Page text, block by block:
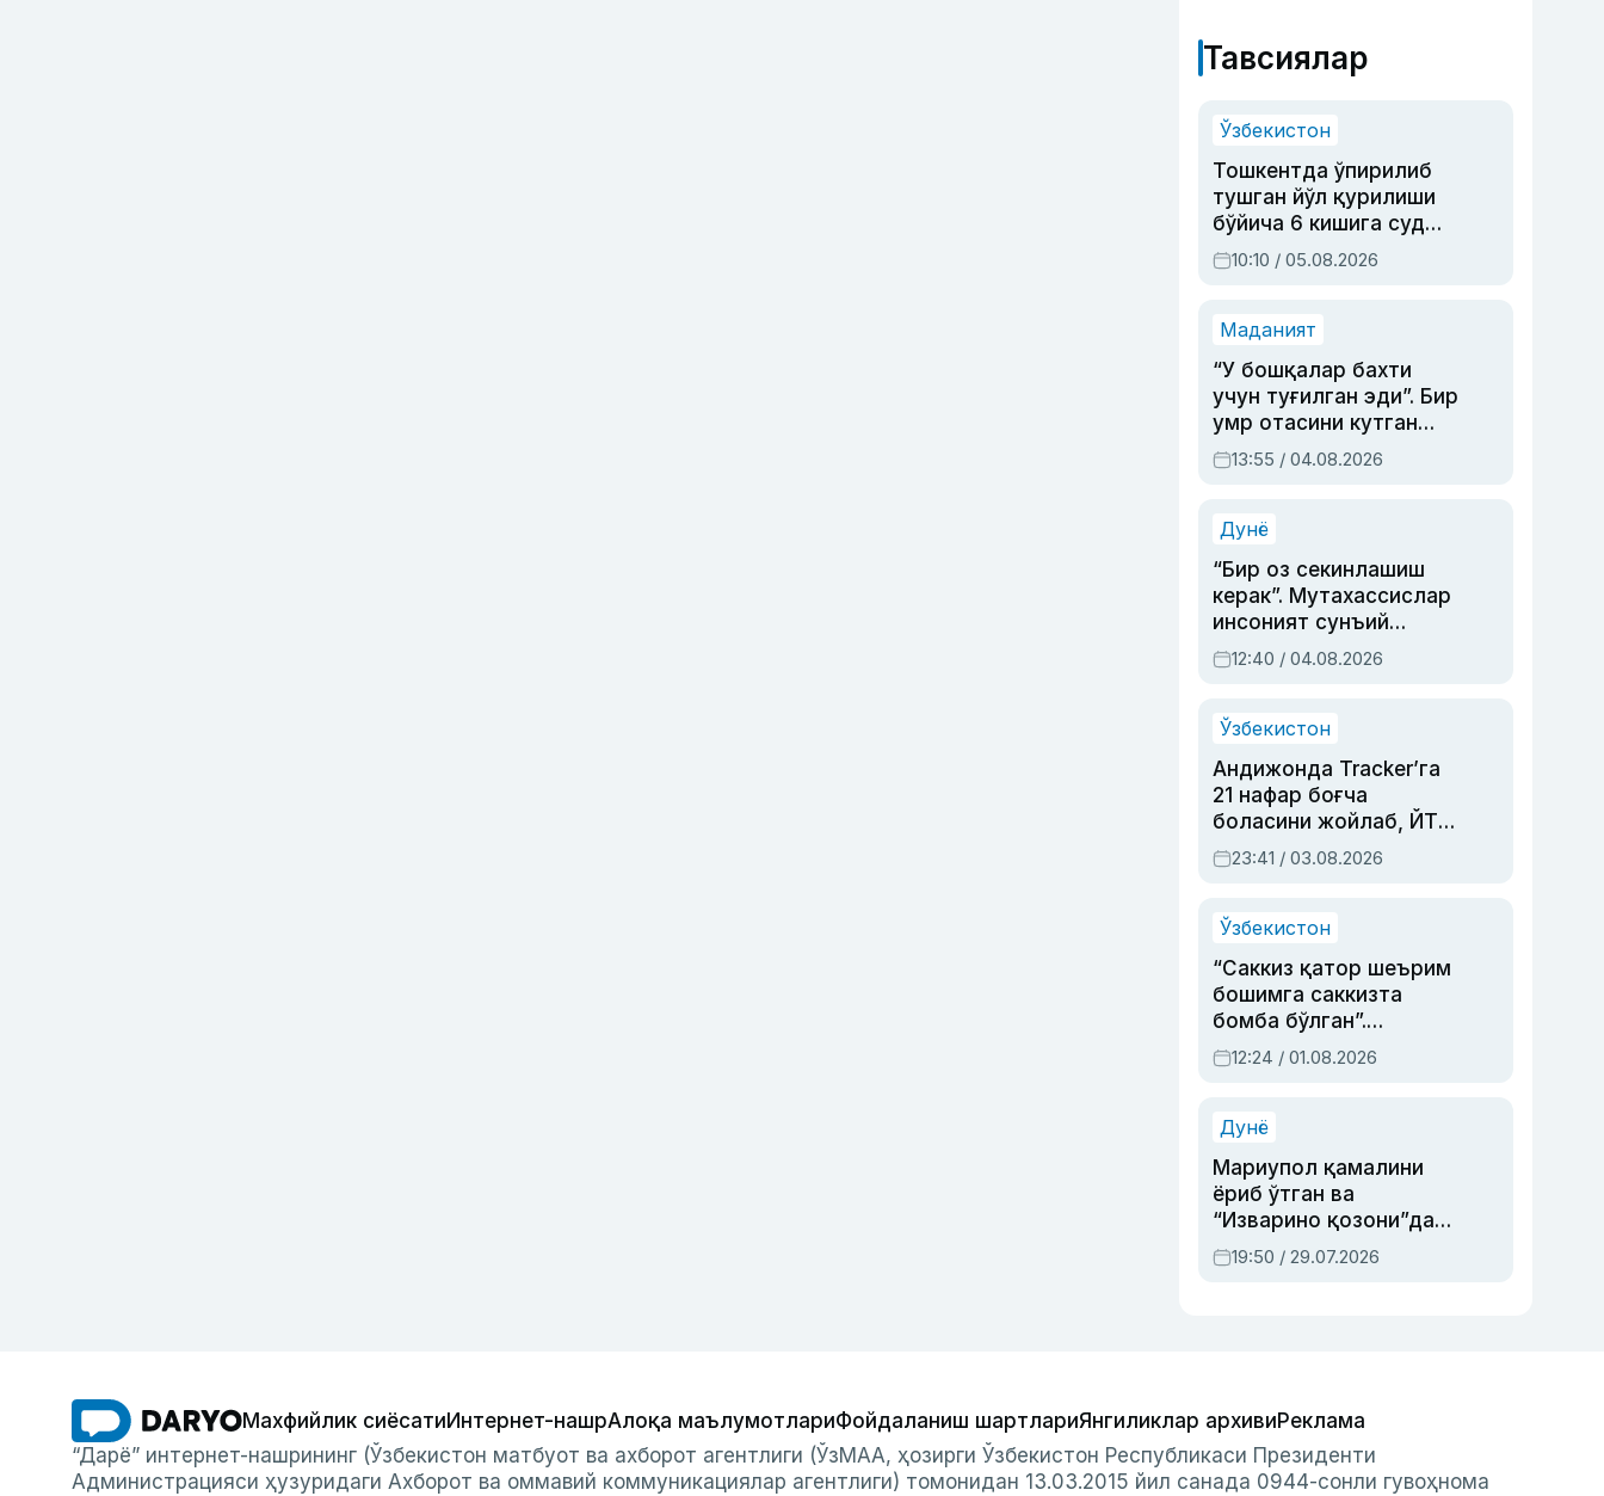
Тавсиялар
Ўзбекистон
Тошкентда ўпирилиб
тушган йўл қурилиши
бўйича 6 кишига суд
ҳукми ўқилди
10:10 / 05.08.2026
Маданият
“У бошқалар бахти
учун туғилган эди”. Бир
умр отасини кутган
актриса ва дубльяж
устаси Римма
синовларга тўла ҳаёти
13:55 / 04.08.2026
Дунё
“Бир оз секинлашиш
керак”. Мутахассислар
инсоният сунъий
интеллектни бошқара
олмай қолишидан
12:40 / 04.08.2026
Ўзбекистон
Андижонда Tracker’га
21 нафар боғча
боласини жойлаб, ЙТҲ
содир этган аёлга суд
ҳукми ўқилди
23:41 / 03.08.2026
Ўзбекистон
“Саккиз қатор шеърим
бошимга саккизта
бомба бўлган”.
Абдулла Ориповни
сиёсий айбловлардан
12:24 / 01.08.2026
Дунё
Мариупол қамалини
ёриб ўтган ва
“Изварино қозони”дан
чиққан қаҳрамон —
Украина армияси бош
19:50 / 29.07.2026
Махфийлик сиёсатиИнтернет-нашрАлоқа маълумотлариФойдаланиш шартлариЯнгиликлар архивиРеклама
“Дарё” интернет-нашрининг (Ўзбекистон матбуот ва ахборот агентлиги (ЎзМАА, ҳозирги Ўзбекистон Республикаси Президенти
Администрацияси ҳузуридаги Ахборот ва оммавий коммуникациялар агентлиги) томонидан 13.03.2015 йил санада 0944-сонли гувоҳнома